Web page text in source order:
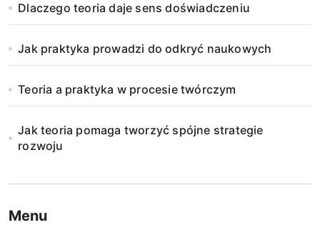
Dlaczego teoria daje sens doświadczeniu
Jak praktyka prowadzi do odkryć naukowych
Teoria a praktyka w procesie twórczym
Jak teoria pomaga tworzyć spójne strategie
rozwoju
Menu